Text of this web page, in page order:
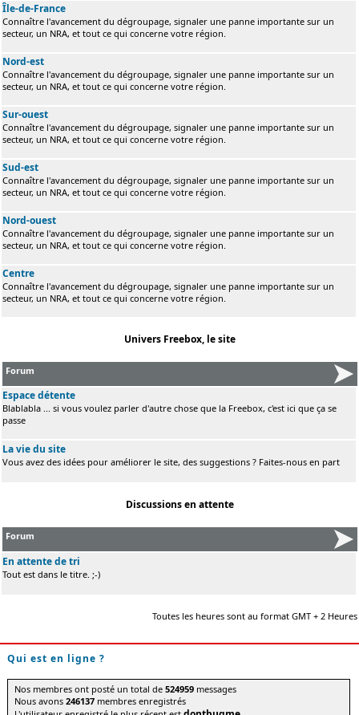
Île-de-France
Connaître l'avancement du dégroupage, signaler une panne importante sur un
secteur, un NRA, et tout ce qui concerne votre région.
Nord-est
Connaître l'avancement du dégroupage, signaler une panne importante sur un
secteur, un NRA, et tout ce qui concerne votre région.
Sur-ouest
Connaître l'avancement du dégroupage, signaler une panne importante sur un
secteur, un NRA, et tout ce qui concerne votre région.
Sud-est
Connaître l'avancement du dégroupage, signaler une panne importante sur un
secteur, un NRA, et tout ce qui concerne votre région.
Nord-ouest
Connaître l'avancement du dégroupage, signaler une panne importante sur un
secteur, un NRA, et tout ce qui concerne votre région.
Centre
Connaître l'avancement du dégroupage, signaler une panne importante sur un
secteur, un NRA, et tout ce qui concerne votre région.
Univers Freebox, le site
Forum
Espace détente
Blablabla ... si vous voulez parler d'autre chose que la Freebox, c'est ici que ça se
passe
La vie du site
Vous avez des idées pour améliorer le site, des suggestions ? Faites-nous en part
Discussions en attente
Forum
En attente de tri
Tout est dans le titre. ;-)
Toutes les heures sont au format GMT + 2 Heures
Qui est en ligne ?
Nos membres ont posté un total de524959 messages
Nous avons246137 membres enregistrés